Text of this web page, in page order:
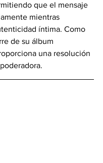
que el mensaje
mientras
íntima. Como
de su álbum
una resolución